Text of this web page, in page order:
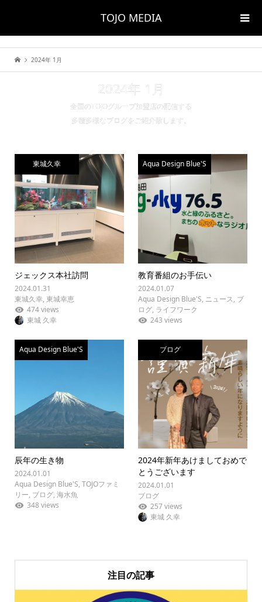
TOJO MEDIA
2024年 1月
2024年 1月
全国のTOJOグループ加盟店の配信する
多種多様なブログをご紹介致します。
東城久幸
ジェックス本社訪問
2024.01.31
東城久幸, 東城幸恵
474 views
東城 久幸
Aqua Design Blue'S
教育番組のお手伝い
2024.01.07
Aqua Design Blue'S, ニュース, ブ
ログ, ライフワーク
243 views
Aqua Design Blue'S
辰年の生き物
2024.01.01
Aqua Design Blue'S, TOJOファミ
リー, ブログ, 海水魚
348 views
ブログ
2024年新年あけましておめで
とうございます
2024.01.01
ブログ
257 views
東城 久幸
注目の記事